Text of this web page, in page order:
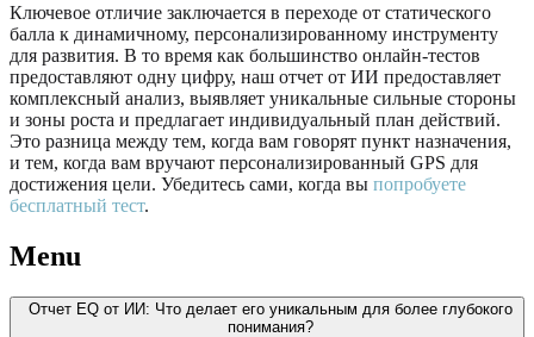
Ключевое отличие заключается в переходе от статического
балла к динамичному, персонализированному инструменту
для развития. В то время как большинство онлайн-тестов
предоставляют одну цифру, наш отчет от ИИ предоставляет
комплексный анализ, выявляет уникальные сильные стороны
и зоны роста и предлагает индивидуальный план действий.
Это разница между тем, когда вам говорят пункт назначения,
и тем, когда вам вручают персонализированный GPS для
достижения цели. Убедитесь сами, когда вы попробуете
бесплатный тест.
Menu
Отчет EQ от ИИ: Что делает его уникальным для более глубокого
понимания?